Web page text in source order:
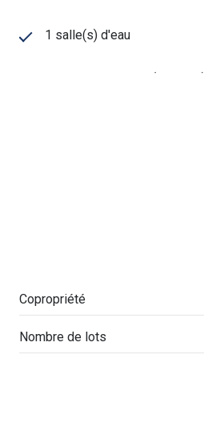
1 salle(s) d'eau
cuisine américaine (équipée)
Copropriété
Nombre de lots